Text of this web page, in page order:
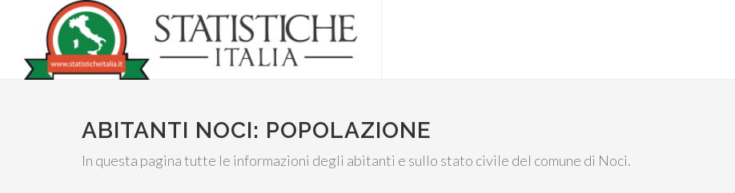
ABITANTI NOCI: POPOLAZIONE
In questa pagina tutte le informazioni degli abitanti e sullo stato civile del comune di Noci.